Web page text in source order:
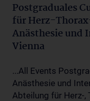
Postgraduales
für Herz-
Anästhesie und
Vienna
...All Events
Anästhesie und
Abteilung für Herz-,